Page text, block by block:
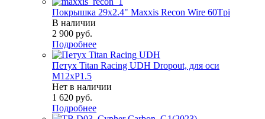
Покрышка 29x2.4" Maxxis Recon Wire 60Tpi
В наличии
2 900 руб.
Подробнее
Петух Titan Racing UDH Dropout, для оси
М12хP1.5
Нет в наличии
1 620 руб.
Подробнее